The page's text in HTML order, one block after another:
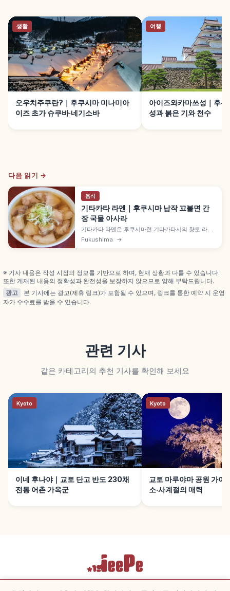
생활
오우치주쿠란?｜후쿠시마 미나미아
이즈 초가 슈쿠바·네기소바
여행
아이즈와카마쓰성｜후쿠
성과 붉은 기와 천수
다음 읽기 →
음식
기타카타 라멘｜후쿠시마 납작 꼬불면 간
장 국물 아사라
기타카타 라멘은 후쿠시마현 기타카타시의 향토 라멘
으로, 삿포로·하카타와 함께 일본 3대 라멘으로 꼽힙니
Fukushima →
※ 기사 내용은 작성 시점의 정보를 기반으로 하며, 현재 상황과 다를 수 있습니다.
또한 게재된 내용의 정확성과 완전성을 보장하지 않으므로 양해 부탁드립니다.
광고
본 기사에는 광고(제휴 링크)가 포함될 수 있으며, 링크를 통한 예약 시 운영
자가 수수료를 받을 수 있습니다.
관련 기사
같은 카테고리의 추천 기사를 확인해 보세요
Kyoto
이네 후나야｜교토 단고 반도 230채
전통 어촌 가옥군
Kyoto
교토 마루야마 공원 가이
소·사계절의 매력